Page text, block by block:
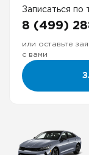
Записаться по
8 (499)
или оставьте
с вами